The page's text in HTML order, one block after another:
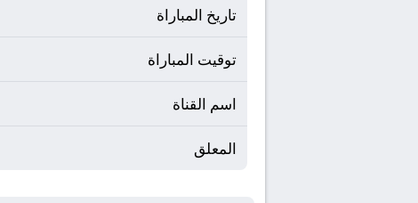
تاريخ المباراة
توقيت المباراة
اسم القناة
المعلق